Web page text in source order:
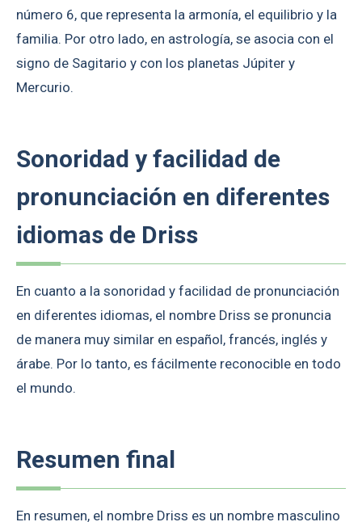
número 6, que representa la armonía, el equilibrio y la
familia. Por otro lado, en astrología, se asocia con el
signo de Sagitario y con los planetas Júpiter y
Mercurio.
Sonoridad y facilidad de
pronunciación en diferentes
idiomas de Driss
En cuanto a la sonoridad y facilidad de pronunciación
en diferentes idiomas, el nombre Driss se pronuncia
de manera muy similar en español, francés, inglés y
árabe. Por lo tanto, es fácilmente reconocible en todo
el mundo.
Resumen final
En resumen, el nombre Driss es un nombre masculino